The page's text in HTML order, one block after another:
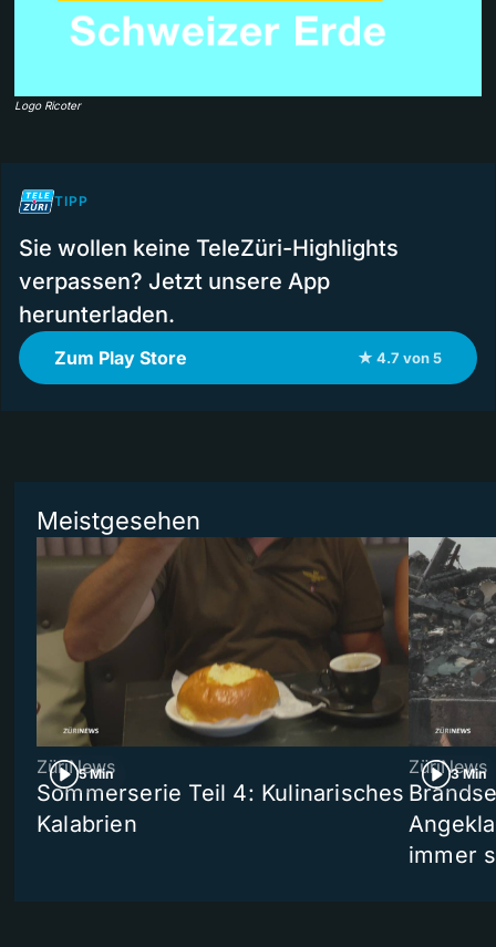
Logo Ricoter
TIPP
Sie wollen keine TeleZüri-Highlights
verpassen? Jetzt unsere App
herunterladen.
Zum Play Store ★ 4.7 von 5
Meistgesehen
5 Min
ZüriNews
Sommerserie Teil 4: Kulinarisches
Kalabrien
3 Min
ZüriNews
immer